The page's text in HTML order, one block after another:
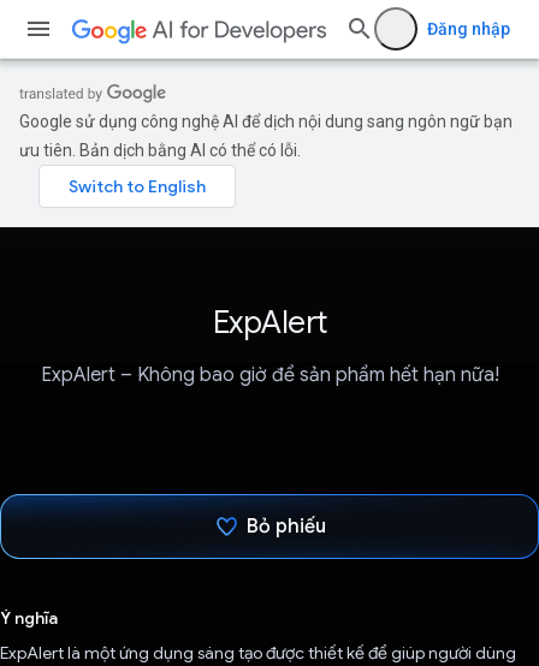
Đăng nhập
Google sử dụng công nghệ AI để dịch nội dung sang ngôn ngữ bạn
ưu tiên. Bản dịch bằng AI có thể có lỗi.
ExpAlert
ExpAlert – Không bao giờ để sản phẩm hết hạn nữa!
Bỏ phiếu
Ý nghĩa
ExpAlert là một ứng dụng sáng tạo được thiết kế để giúp người dùng